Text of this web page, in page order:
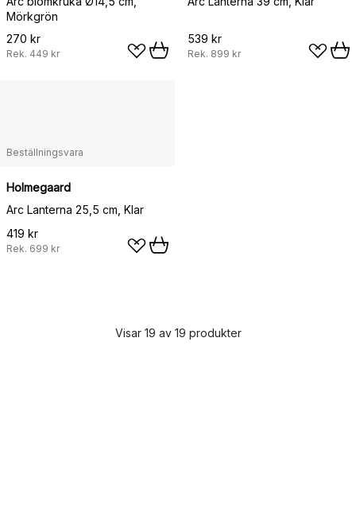
Mörkgrön
270 kr
Rek. 449 kr
539 kr
Rek. 899 kr
Beställningsvara
Holmegaard
Arc Lanterna 25,5 cm, Klar
419 kr
Rek. 699 kr
Visar 19 av 19 produkter